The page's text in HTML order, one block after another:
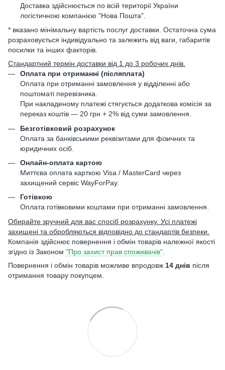
Доставка здійснюється по всій території України
логістичною компанією "Нова Пошта".
* вказано мінімальну вартість послуг доставки. Остаточна сума
розраховується індивідуально та залежить від ваги, габаритів
посилки та інших факторів.
Стандартний термін доставки від 1 до 3 робочих днів.
Оплата при отриманні (післяплата)
Оплата при отриманні замовлення у відділенні або
поштоматі перевізника.
При накладеному платежі стягується додаткова комісія за
переказ коштів — 20 грн + 2% від суми замовлення.
Безготівковий розрахунок
Оплата за банківськими реквізитами для фізичних та
юридичних осіб.
Онлайн-оплата картою
Миттєва оплата карткою Visa / MasterCard через
захищений сервіс WayForPay.
Готівкою
Оплата готівковими коштами при отриманні замовлення.
Обирайте зручний для вас спосіб розрахунку. Усі платежі
захищені та обробляються відповідно до стандартів безпеки.
Компанія здійснює повернення і обмін товарів належної якості
згідно із Законом "Про захист прав споживачів"
Повернення і обмін товарів можливе впродовж 14 днів після
отримання товару покупцем.